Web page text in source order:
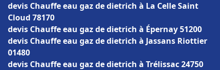
devis Chauffe eau gaz de dietrich à La Celle Saint
Cloud 78170
devis Chauffe eau gaz de dietrich à Épernay 51200
devis Chauffe eau gaz de dietrich à Jassans Riottier
01480
devis Chauffe eau gaz de dietrich à Trélissac 24750